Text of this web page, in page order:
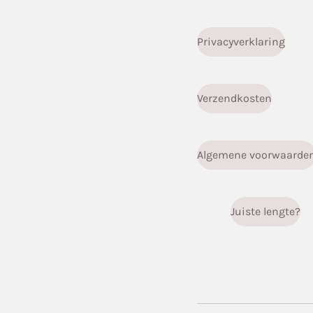
Privacyverklaring
Verzendkosten
Algemene
Juiste lengte?